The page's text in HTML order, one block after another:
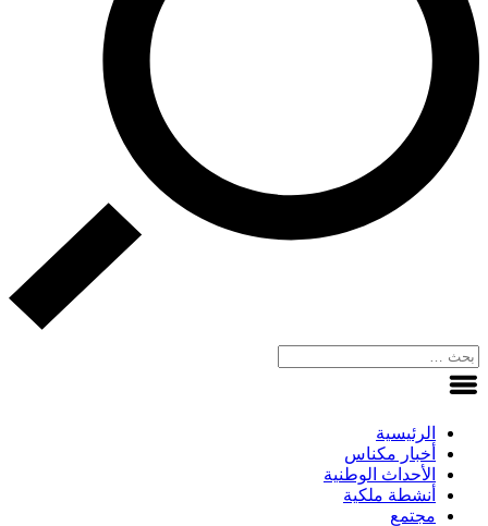
الرئيسية
أخبار مكناس
الأحداث الوطنية
أنشطة ملكية
مجتمع